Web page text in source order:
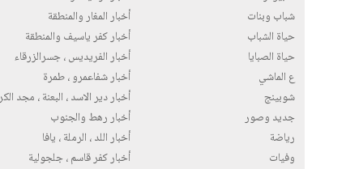
شباب وبنات
حياة الشباب
حياة الصبايا
ع الماشي
شوبينج
جديد وصور
رياضة
وفيات
أخبار المغار والمنطقة
أخبار كفر ياسيف والمنطقة
أخبار الفريديس ، جسرالزرقاء
أخبار شفاعمرو ، طمرة
أخبار دير الاسد ، البعنة ، مجد
أخبار رهط والجنوب
أخبار اللد ، الرملة ، يافا
أخبار كفر قاسم ، جلجولية